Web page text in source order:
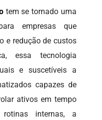
tem se tornado uma
empresas que
e redução de custos
essa tecnologia
e suscetíveis a
capazes de
ativos em tempo
internas, a